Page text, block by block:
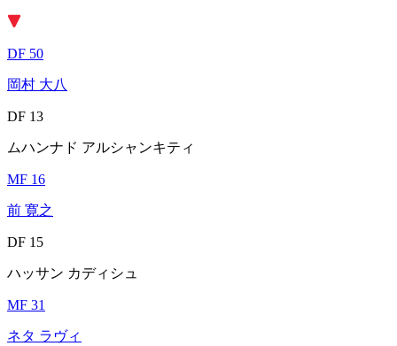
DF 50
岡村 大八
DF 13
ムハンナド アルシャンキティ
MF 16
前 寛之
DF 15
ハッサン カディシュ
MF 31
ネタ ラヴィ